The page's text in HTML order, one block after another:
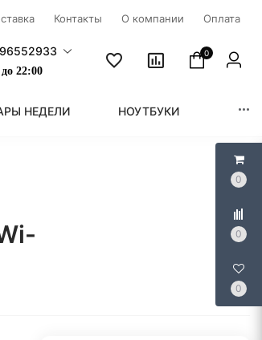
0
0
0
Контакты О компании Оплата
22:00
0
НЕДЕЛИ НОУТБУКИ